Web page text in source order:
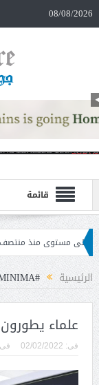
08/08/2026
قائمة
بعد بيانات الوظائف
الرئيسية #MINIMA
علماء
فى: 02/02/2022